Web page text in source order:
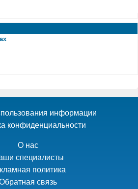
информации
конфиденциальности
О нас
специалисты
политика
связь